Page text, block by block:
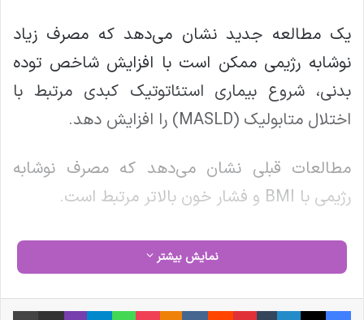
یک مطالعه جدید نشان می‌دهد که مصرف زیاد
نوشابه رژیمی ممکن است با افزایش شاخص توده
بدنی، شروع بیماری استئاتوتیک کبدی مرتبط با
اختلال متابولیک (MASLD) را افزایش دهد.
مطالعات قبلی نشان می‌دهد که مصرف نوشابه
رژیمی با BMI و فشار خون بالاتر مرتبط است.
متخصصان سلامت موافقند که نوشابه‌های رژیمی
ممکن است باعث افزایش وزن و بیماری کبد شود.
نمایش بیشتر
فیس بوک X لینکدین ‫تامبلر ‫پین‌ترست ‫رددیت ‫VKontakte
‫Odnoklassniki پاکت واتس آپ تلگرام وایبر اشتراک گذاری از طریق ایمیل